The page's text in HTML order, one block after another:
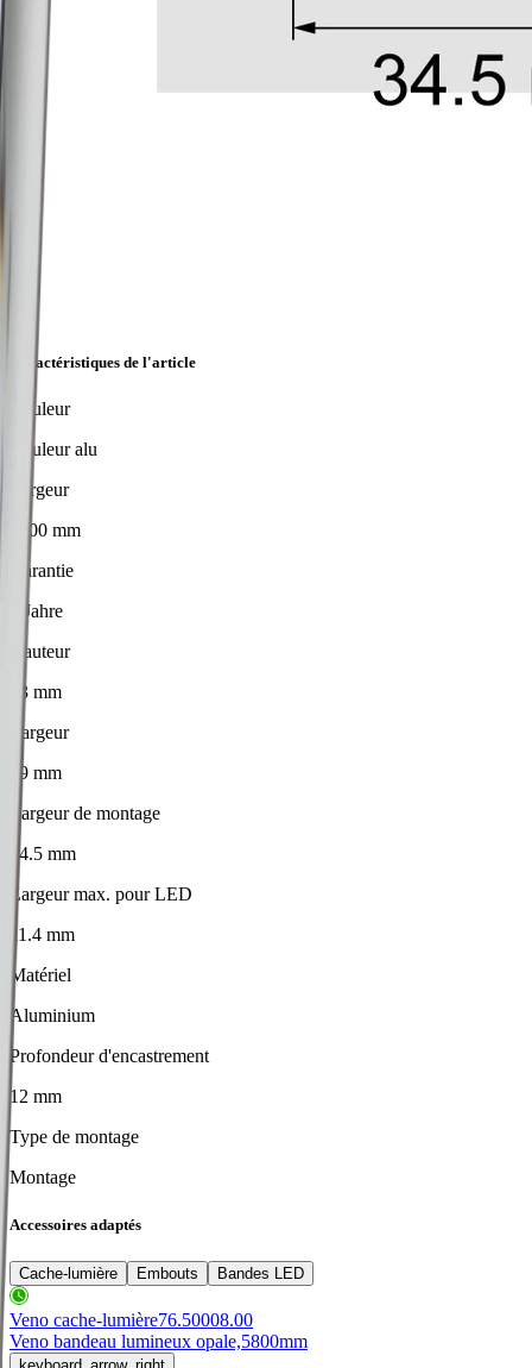
Caractéristiques de l'article
Couleur
Couleur alu
Largeur
5800 mm
Garantie
2 Jahre
Hauteur
13 mm
Largeur
39 mm
Largeur de montage
34.5 mm
Largeur max. pour LED
11.4 mm
Matériel
Aluminium
Profondeur d'encastrement
12 mm
Type de montage
Montage
Accessoires adaptés
Cache-lumière Embouts Bandes LED
Veno cache-lumière76.50008.00
Veno bandeau lumineux opale,5800mm